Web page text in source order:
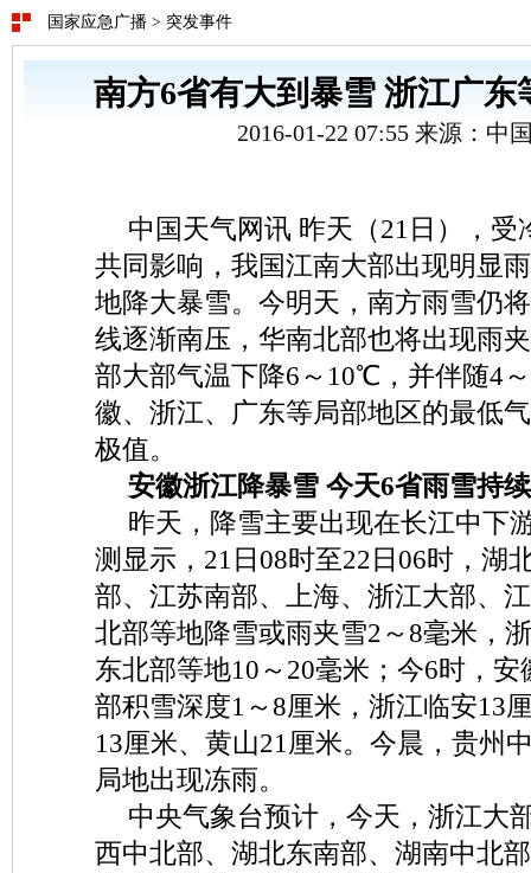
国家应急广播 > 突发事件
南方6省有大到暴雪 浙江广东
2016-01-22 07:55 来源：中
中国天气网讯 昨天（21日），受
共同影响，我国江南大部出现明显
地降大暴雪。今明天，南方雨雪仍
线逐渐南压，华南北部也将出现雨
部大部气温下降6～10℃，并伴随4
徽、浙江、广东等局部地区的最低
极值。
安徽浙江降暴雪 今天6省雨雪持续
昨天，降雪主要出现在长江中下
测显示，21日08时至22日06时，湖
部、江苏南部、上海、浙江大部、
北部等地降雪或雨夹雪2～8毫米，
东北部等地10～20毫米；今6时，
部积雪深度1～8厘米，浙江临安13
13厘米、黄山21厘米。今晨，贵州
局地出现冻雨。
中央气象台预计，今天，浙江大
西中北部、湖北东南部、湖南中北